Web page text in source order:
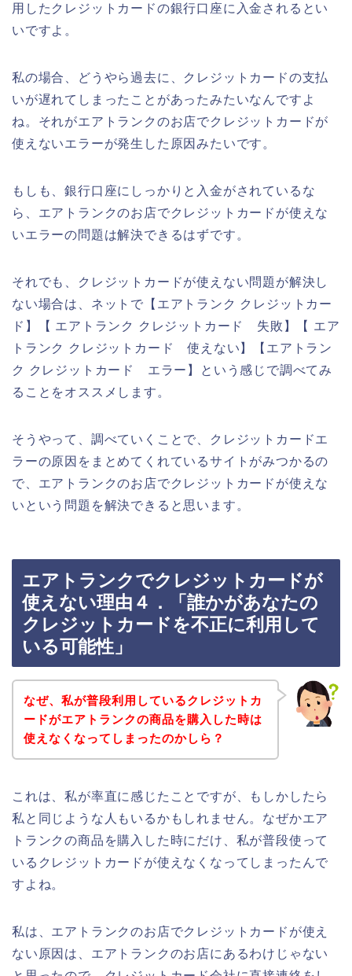
用したクレジットカードの銀行口座に入金されるとい
いですよ。
私の場合、どうやら過去に、クレジットカードの支払
いが遅れてしまったことがあったみたいなんですよ
ね。それがエアトランクのお店でクレジットカードが
使えないエラーが発生した原因みたいです。
もしも、銀行口座にしっかりと入金がされているな
ら、エアトランクのお店でクレジットカードが使えな
いエラーの問題は解決できるはずです。
それでも、クレジットカードが使えない問題が解決し
ない場合は、ネットで【エアトランク クレジットカー
ド】【 エアトランク クレジットカード 失敗】【 エア
トランク クレジットカード 使えない】【エアトラン
ク クレジットカード エラー】という感じで調べてみ
ることをオススメします。
そうやって、調べていくことで、クレジットカードエ
ラーの原因をまとめてくれているサイトがみつかるの
で、エアトランクのお店でクレジットカードが使えな
いという問題を解決できると思います。
エアトランクでクレジットカードが
使えない理由４．「誰かがあなたの
クレジットカードを不正に利用して
いる可能性」
なぜ、私が普段利用しているクレジットカ
ードがエアトランクの商品を購入した時は
使えなくなってしまったのかしら？
これは、私が率直に感じたことですが、もしかしたら
私と同じような人もいるかもしれません。なぜかエア
トランクの商品を購入した時にだけ、私が普段使って
いるクレジットカードが使えなくなってしまったんで
すよね。
私は、エアトランクのお店でクレジットカードが使え
ない原因は、エアトランクのお店にあるわけじゃない